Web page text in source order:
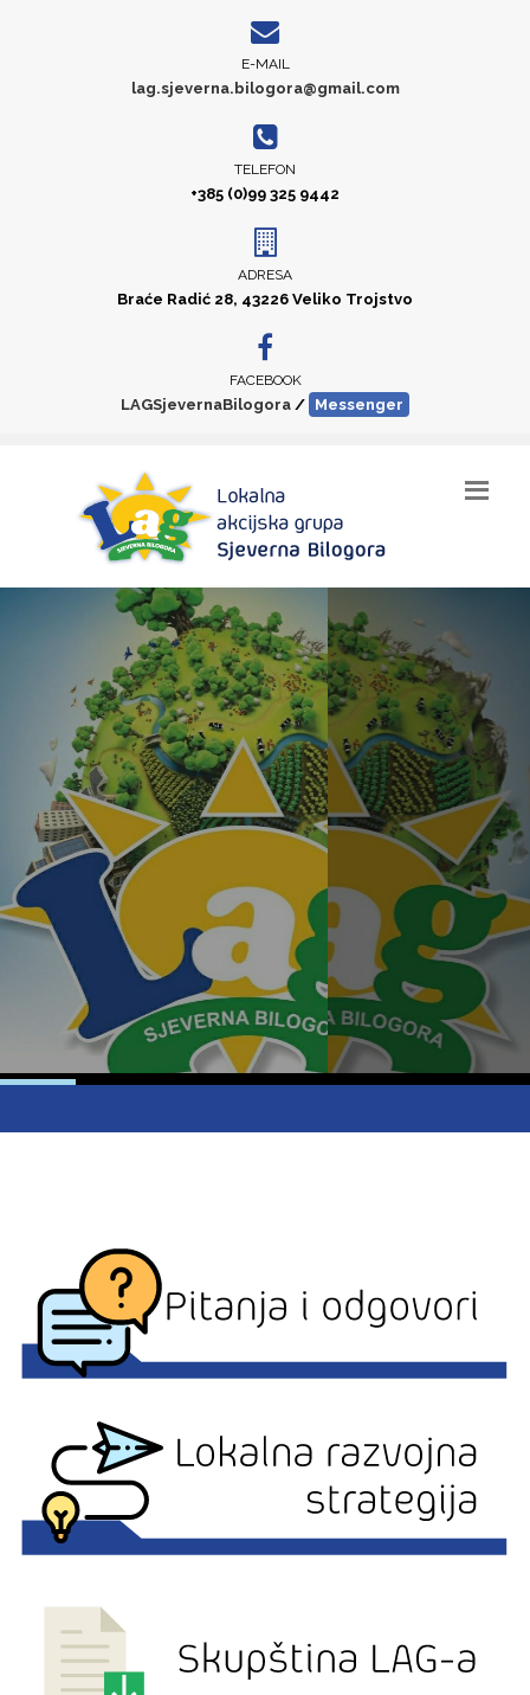
E-MAIL
lag.sjeverna.bilogora@gmail.com
TELEFON
+385 (0)99 325 9442
ADRESA
Braće Radić 28, 43226 Veliko Trojstvo
FACEBOOK
LAGSjevernaBilogora / Messenger
Objava javnog savjetovanja Strategije LAG-a Sjeverna Bilogora za razdoblje 2023.-2027. godine
Pročitajte više